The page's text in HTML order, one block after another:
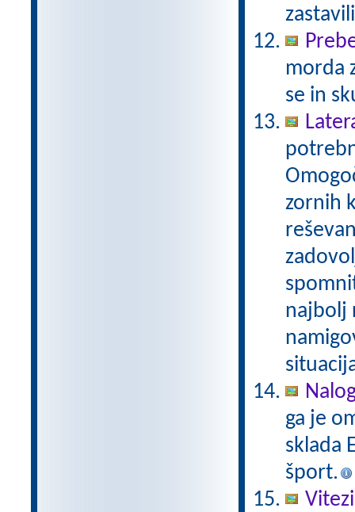
morda
se in
zornih
najbolj
ga je
sklada
šport.